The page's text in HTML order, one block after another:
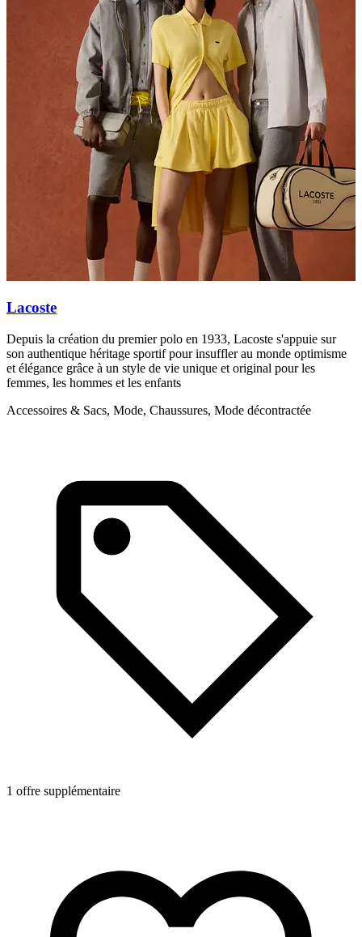
Lacoste
Depuis la création du premier polo en 1933, Lacoste s'appuie sur
son authentique héritage sportif pour insuffler au monde optimisme
et élégance grâce à un style de vie unique et original pour les
femmes, les hommes et les enfants
Accessoires & Sacs, Mode, Chaussures, Mode décontractée
1 offre supplémentaire